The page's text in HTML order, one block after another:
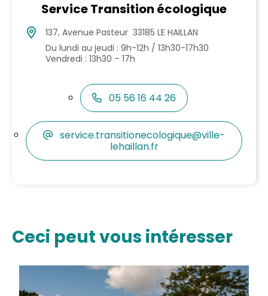
Service Transition écologique
137, Avenue Pasteur 33185 LE HAILLAN
Du lundi au jeudi : 9h-12h / 13h30-17h30
Vendredi : 13h30 – 17h
05 56 16 44 26
service.transitionecologique@ville-
lehaillan.fr
Ceci peut vous intéresser